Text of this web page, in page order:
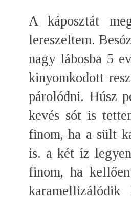
A káposztát
lereszeltem.
nagy lábosba 5
kinyomkodott
párolódni. Húsz
kevés sót is
finom, ha a sült
is. a két íz
finom, ha